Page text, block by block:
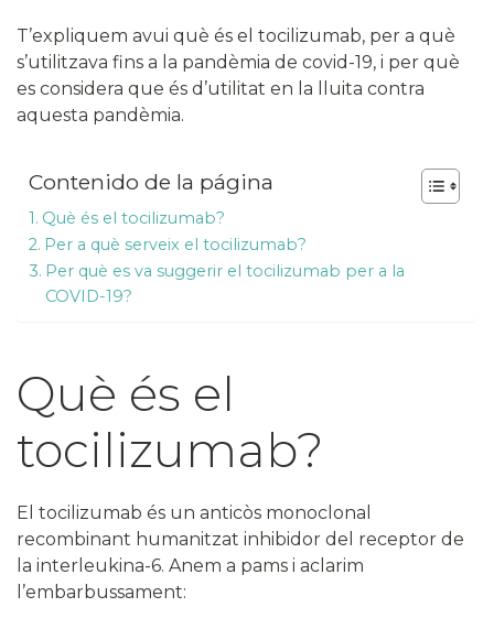
T’expliquem avui què és el tocilizumab, per a què
s’utilitzava fins a la pandèmia de covid-19, i per què
es considera que és d’utilitat en la lluita contra
aquesta pandèmia.
Contenido de la página
Què és el tocilizumab?
Per a què serveix el tocilizumab?
Per què es va suggerir el tocilizumab per a la
COVID-19?
Què és el
tocilizumab?
El tocilizumab és un anticòs monoclonal
recombinant humanitzat inhibidor del receptor de
la interleukina-6. Anem a pams i aclarim
l’embarbussament: